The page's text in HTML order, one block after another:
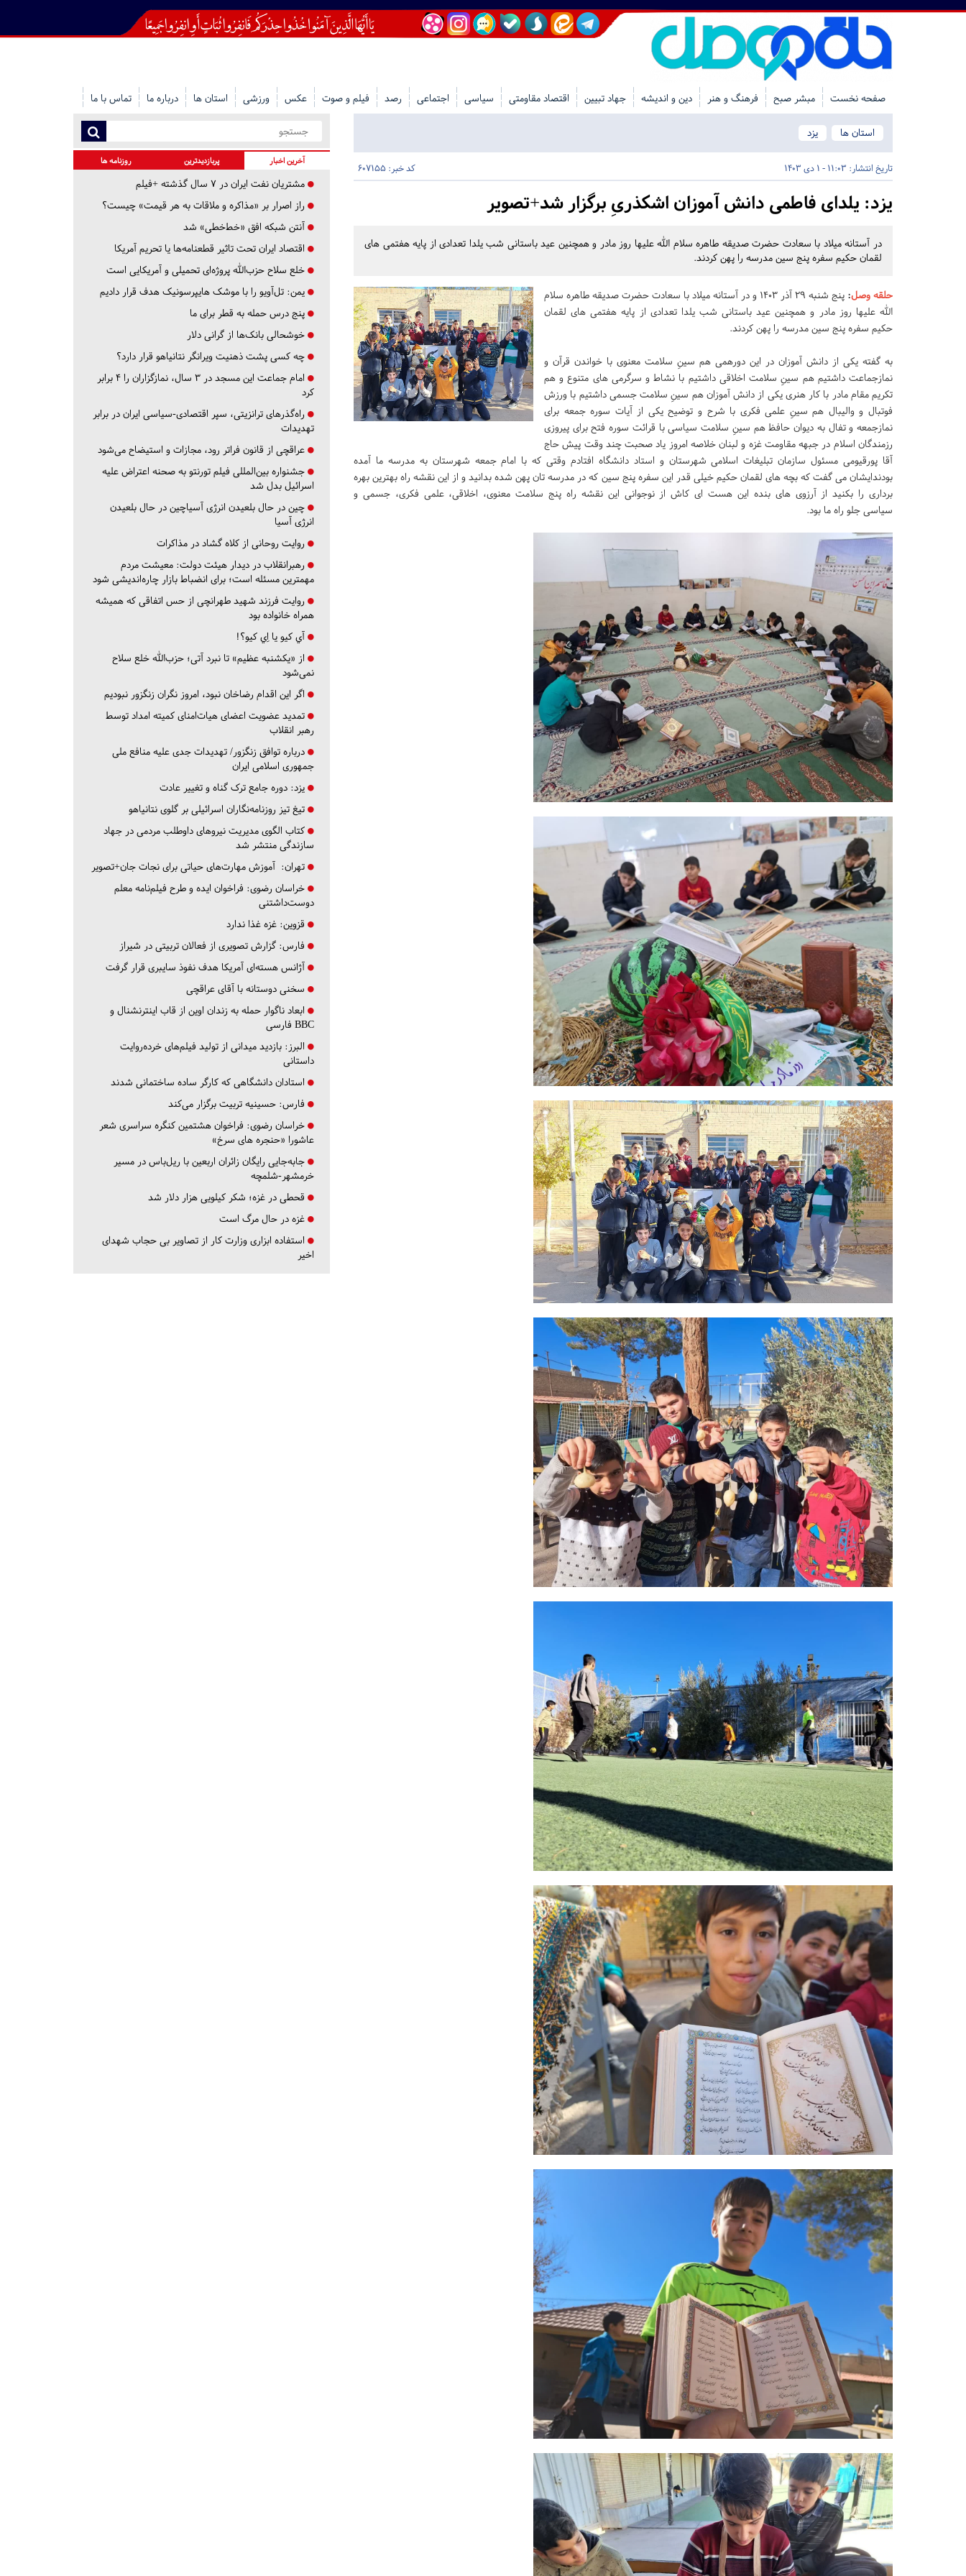
صفحه نخست مبشر صبح فرهنگ و هنر دین و اندیشه جهاد تبیین اقتصاد مقاومتی سیاسی اجتماعی رصد فیلم و صوت عکس ورزشی استان ها درباره ما تماس با ما
استان ها یزد
تاریخ انتشار: 11:03 - 1 دی 1403 کد خبر: 607155
یزد: یلدای فاطمی دانش آموزان اشکذریِ برگزار شد+تصویر
در آستانه میلاد با سعادت حضرت صدیقه طاهره سلام الله علیها روز مادر و همچنین عید باستانی شب یلدا تعدادی از پایه هفتمی های
لقمان حکیم سفره پنج سین مدرسه را پهن کردند.
حلقه وصل:
پنج شنبه ۲۹ آذر ۱۴۰۳ و در آستانه میلاد با سعادت حضرت صدیقه طاهره سلام
الله علیها روز مادر و همچنین عید باستانی شب یلدا تعدادی از پایه هفتمی های لقمان
حکیم سفره پنج سین مدرسه را پهن کردند.
به گفته یکی از دانش آموزان در این دورهمی هم سینِ سلامت معنوی با خواندن قرآن و
نمازجماعت داشتیم هم سینِ سلامت اخلاقی داشتیم با نشاط و سرگرمی های متنوع و هم
تکریم مقام مادر با کار هنری یکی از دانش آموزان هم سینِ سلامت جسمی داشتیم با ورزش
فوتبال و والیبال هم سینِ علمی فکری با شرح و توضیح یکی از آیات سوره جمعه برای
نمازجمعه و تفال به دیوان حافظ هم سینِ سلامت سیاسی با قرائت سوره فتح برای پیروزی
رزمندگان اسلام در جبهه مقاومت غزه و لبنان خلاصه امروز یاد صحبت چند وقت پیش حاج
آقا پورقیومی مسئول سازمان تبلیغات اسلامی شهرستان و استاد دانشگاه افتادم وقتی که با امام جمعه شهرستان به مدرسه ما آمده
بودندایشان می گفت که بچه های لقمان حکیم خیلی قدر این سفره پنج سین که در مدرسه تان پهن شده بدانید و از این نقشه راه بهترین بهره
برداری را بکنید از آرزوی های بنده این هست ای کاش از نوجوانی این نقشه راه پنج سلامت معنوی، اخلاقی، علمی فکری، جسمی و
سیاسی جلو راه ما بود.
آخرین اخبار پربازدیدترین روزنامه ها
مشتریان نفت ایران در ۷ سال گذشته +فیلم
راز اصرار بر «مذاکره و ملاقات به هر قیمت» چیست؟
آنتن شبکه افق «خط‌خطی» شد
اقتصاد ایران تحت تاثیر قطعنامه‌ها یا تحریم‌ آمریکا
خلع سلاح حزب‌الله پروژه‌ای تحمیلی و آمریکایی است
یمن: تل‌آویو را با موشک هایپرسونیک هدف قرار دادیم
پنج درس‌ حمله به قطر برای ما
خوشحالی بانک‌ها از گرانی دلار
چه کسی پشت ذهنیت ویرانگر نتانیاهو قرار دارد؟
امام جماعت این مسجد در ۳ سال، نمازگزاران را ۴ برابر
کرد
راه‌گذرهای ترانزیتی، سپر اقتصادی-سیاسی ایران در برابر
تهدیدات
عراقچی از قانون فراتر رود، مجازات و استیضاح می‌شود
جشنواره بین‌المللی فیلم تورنتو به صحنه اعتراض علیه
اسرائیل بدل شد
چین در حال بلعیدن انرژی آسیاچین در حال بلعیدن
انرژی آسیا
روایت روحانی از کلاه گشاد در مذاکرات
رهبرانقلاب در دیدار هیئت دولت: معیشت مردم
مهمترین مسئله است؛ برای انضباط بازار چاره‌اندیشی شود
روایت فرزند شهید طهرانچی از حس اتفاقی که همیشه
همراه خانواده بود
آي كيو يا اِي كيو؟!
از «یکشنبه عظیم» تا نبرد آتی؛ حزب‌الله خلع سلاح
نمی‌شود
اگر این اقدام رضاخان نبود، امروز نگران زنگزور نبودیم
تمدید عضویت اعضای هیات‌امنای کمیته امداد توسط
رهبر انقلاب
درباره توافق زنگزور/ تهدیدات جدی علیه منافع ملی
جمهوری اسلامی ایران
یزد: دوره جامع ترک گناه و تغییر عادت
تیغ تیز روزنامه‌نگاران اسرائیلی بر گلوی نتانیاهو
کتاب الگوی مدیریت نیروهای داوطلب مردمی در جهاد
سازندگی منتشر شد
تهران: آموزش مهارت‌های حیاتی برای نجات جان+تصویر
خراسان رضوی: فراخوان ایده و طرح فیلم‌نامه معلم
دوست‌داشتنی
قزوین: غزه غذا ندارد
فارس: گزارش تصویری از فعالان تربیتی در شیراز
آژانس هسته‌ای آمریکا هدف نفوذ سایبری قرار گرفت
سخنی دوستانه با آقای عراقچی
ابعاد ناگوار حمله به زندان اوین از قاب اینترنشنال و
BBC فارسی
البرز: بازدید میدانی از تولید فیلم‌های خرده‌روایت
داستانی
استادان دانشگاهی که کارگر ساده ساختمانی شدند
فارس: حسینیه تربیت برگزار می‌کند
خراسان رضوی: فراخوان هشتمین کنگره سراسری شعر
عاشورا «حنجره های سرخ»
جابه‌جایی رایگان زائران اربعین با ریل‌باس در مسیر
خرمشهر-شلمچه
قحطی در غزه؛ شکر کیلویی هزار دلار شد
غزه در حال مرگ است
استفاده ابزاری وزارت کار از تصاویر بی حجاب شهدای
اخیر